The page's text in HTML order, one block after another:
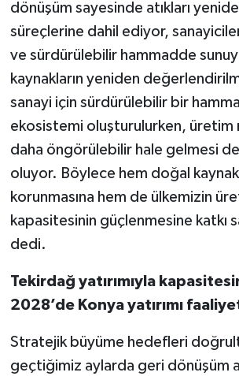
dönüşüm sayesinde atıkları
süreçlerine dahil ediyor,
ve sürdürülebilir hammadde
kaynakların yeniden
sanayi için sürdürülebilir bir
ekosistemi oluşturulurken, üretim
daha öngörülebilir hale gelmesi
oluyor. Böylece hem doğal
korunmasına hem de ülkemizin
kapasitesinin güçlenmesine katkı
dedi.
Tekirdağ yatırımıyla
2028’de Konya yatırımı
Stratejik büyüme hedefleri
geçtiğimiz aylarda geri dönüşüm